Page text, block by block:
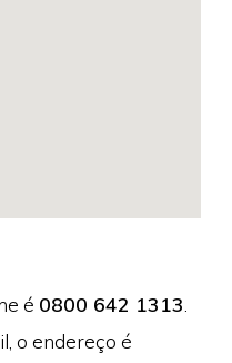
é 0800 642 1313
o endereço é